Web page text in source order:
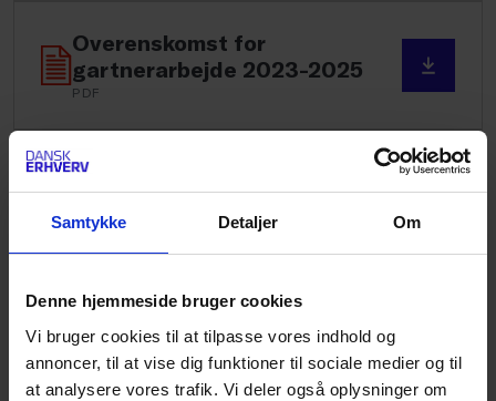
Samtykke Detaljer Om
Denne hjemmeside bruger cookies
Vi bruger cookies til at tilpasse vores indhold og
annoncer, til at vise dig funktioner til sociale medier og til
at analysere vores trafik. Vi deler også oplysninger om
Overenskomst for
gartnerarbejde 2023-2025
PDF
Ejendomsservice 2023-2025
PDF
2023-2025